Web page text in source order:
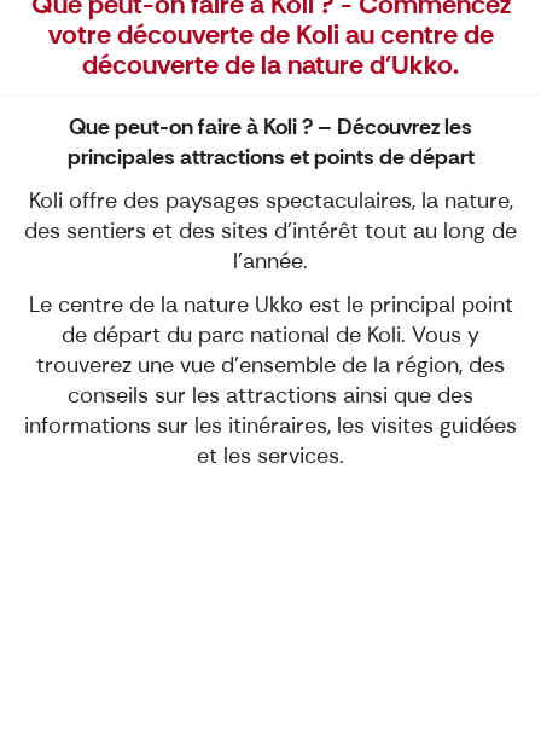
Pour ceux qui partent
votre découverte de Koli au centre de
découverte de la nature d'Ukko.
Que peut-on faire à Koli ? – Découvrez les
principales attractions et points de départ
Koli offre des paysages spectaculaires, la nature,
des sentiers et des sites d’intérêt tout au long de
l’année.
Le centre de la nature Ukko est le principal point
de départ du parc national de Koli. Vous y
trouverez une vue d’ensemble de la région, des
conseils sur les attractions ainsi que des
informations sur les itinéraires, les visites guidées
et les services.